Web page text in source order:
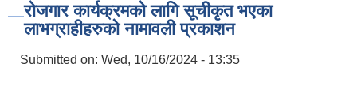
रोजगार कार्यक्रमको लागि सूचीकृत भएका
लाभग्राहीहरुको नामावली प्रकाशन
Submitted on: Wed, 10/16/2024 - 13:35